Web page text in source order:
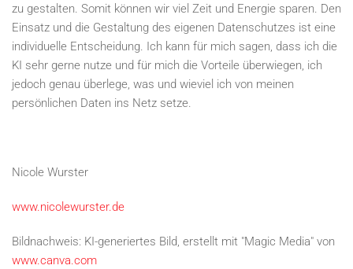
zu gestalten. Somit können wir viel Zeit und Energie sparen. Den
Einsatz und die Gestaltung des eigenen Datenschutzes ist eine
individuelle Entscheidung. Ich kann für mich sagen, dass ich die
KI sehr gerne nutze und für mich die Vorteile überwiegen, ich
jedoch genau überlege, was und wieviel ich von meinen
persönlichen Daten ins Netz setze.
Nicole Wurster
www.nicolewurster.de
Bildnachweis: KI-generiertes Bild, erstellt mit "Magic Media" von
www.canva.com